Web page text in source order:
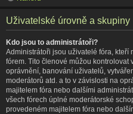
Uživatelské úrovně a skupiny
Kdo jsou to administrátoři?
Administrátoři jsou uživatelé fóra,
fórem. Tito členové můžou kontrolovat
oprávnění, banování uživatelů,
moderátorů atd. a to v závislosti na
majitelem fóra nebo dalšími
všech fórech úplné moderátorské
provedeném majitelem fóra nebo